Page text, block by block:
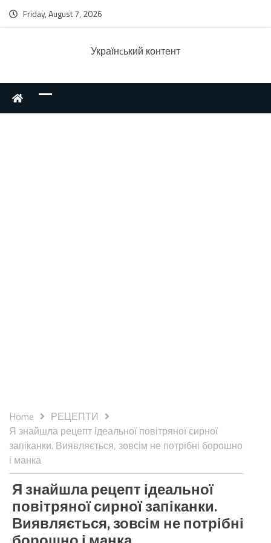
Friday, August 7, 2026
Українcький контент
Home
РЕЦЕПТИ
Я знайшла рецепт ідеальної повітряної сирної
запіканки. Виявляється, зовсім не потрібні борошно
і манка
Я знайшла рецепт ідеальної
повітряної сирної запіканки.
Виявляється, зовсім не потрібні